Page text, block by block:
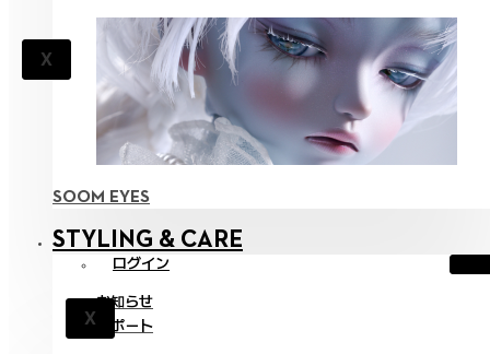
X
SOOM EYES
STYLING & CARE
ログイン
X
お知らせ
サポート